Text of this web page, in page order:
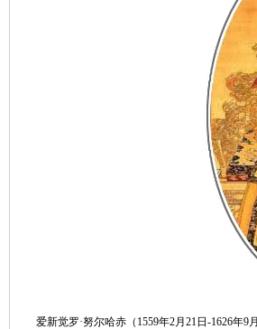
爱新觉罗·努尔哈赤（1559年2月21日-1626年9